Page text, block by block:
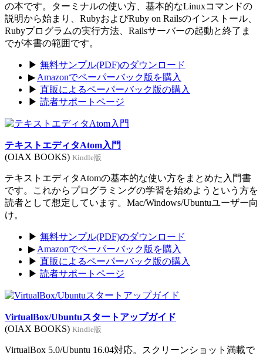
の本です。ターミナルの使い方、基本的なLinuxコマンドの
説明から始まり、RubyおよびRuby on Railsのインストール、
Rubyプログラムの実行方法、Railsサーバーの起動と終了ま
でが本書の範囲です。
▶ 無料サンプル(PDF)のダウンロード
▶ Amazonでペーパーバック版を購入
▶ 直販によるペーパーバック版の購入
▶ 読者サポートページ
テキストエディタAtom入門
(OIAX BOOKS) Kindle版
テキストエディタAtomの基本的な使い方をまとめた入門書
です。これからプログラミングの学習を始めようという方を
読者として想定しています。Mac/Windows/Ubuntuユーザー向
け。
▶ 無料サンプル(PDF)のダウンロード
▶ Amazonでペーパーバック版を購入
▶ 直販によるペーパーバック版の購入
▶ 読者サポートページ
VirtualBox/Ubuntuスタートアップガイド
(OIAX BOOKS) Kindle版
VirtualBox 5.0/Ubuntu 16.04対応。スクリーンショット満載で